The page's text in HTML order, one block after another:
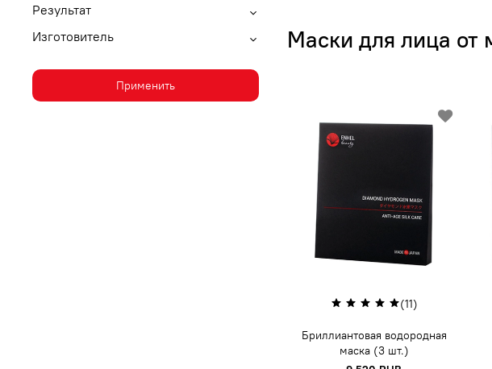
Маски для лица от
(11)
Бриллиантовая водородная
маска (3 шт.)
Результат
Изготовитель
Применить